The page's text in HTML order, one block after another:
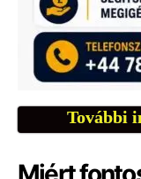
További